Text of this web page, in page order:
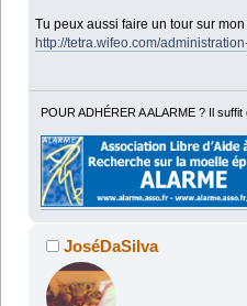
Tu peux aussi faire un tour sur
http://tetra.wifeo.com/
POUR ADHÉRER A ALARME ? Il
JoséDaSilva